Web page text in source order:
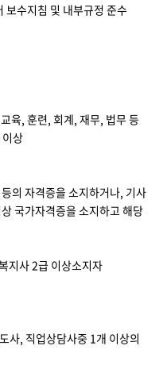
보수지침 및 내부규정 준수
육, 훈련, 회계, 재무, 법무 등
상
의 자격증을 소지하거나, 기사
국가자격증을 소지하고 해당
지사 2급 이상소지자
사, 직업상담사중 1개 이상의